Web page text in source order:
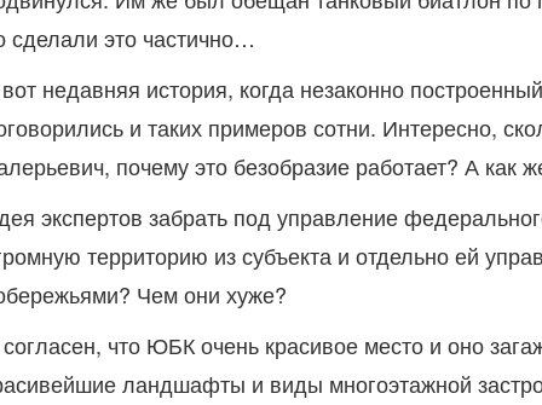
сделали это частично…
недавняя история, когда незаконно
и таких примеров сотни. Интересно,
почему это безобразие работает? А как
экспертов забрать под управление
территорию из субъекта и отдельно ей
Чем они хуже?
что ЮБК очень красивое место и оно
ландшафты и виды многоэтажной